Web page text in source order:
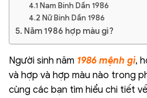
4.1 Nam Bính Dần 1986
4.2 Nữ Bính Dần 1986
5. Năm 1986 hợp màu gì?
Người sinh năm 1986 mệnh gì,
và hợp và hợp màu nào trong
cùng các bạn tìm hiểu chi tiết